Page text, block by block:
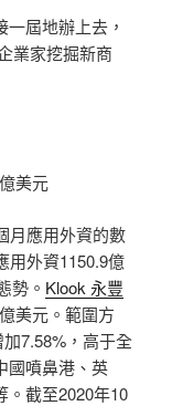
屆地辦上去，
業家挖掘新商
美元
月應用外資的數
用外資1150.9億
勢。 Klook 永豐
美元。範圍方
7.58%，高于全
國噴鼻港、英
。截至2020年10